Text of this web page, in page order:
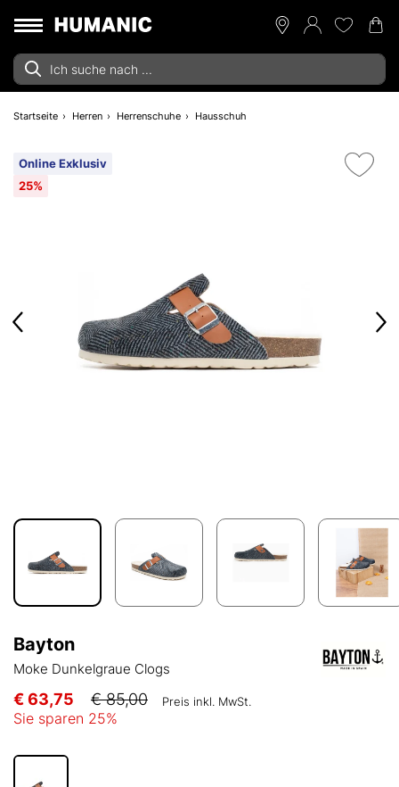
Startseite Herren Herrenschuhe Hausschuh
Online Exklusiv
25%
Bayton
Moke Dunkelgraue Clogs
€ 63,75 € 85,00 Preis inkl. MwSt.
Sie sparen 25%